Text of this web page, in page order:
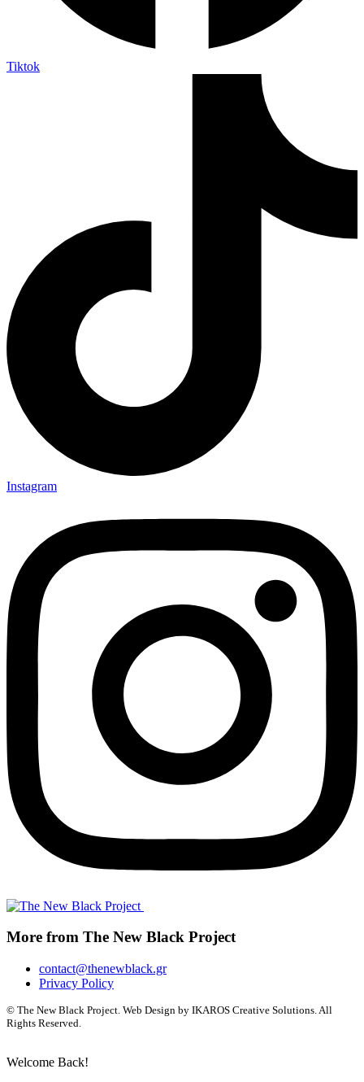
Tiktok
Instagram
More from The New Black Project
contact@thenewblack.gr
Privacy Policy
© The New Black Project. Web Design by IKAROS Creative Solutions. All
Rights Reserved.
Welcome Back!